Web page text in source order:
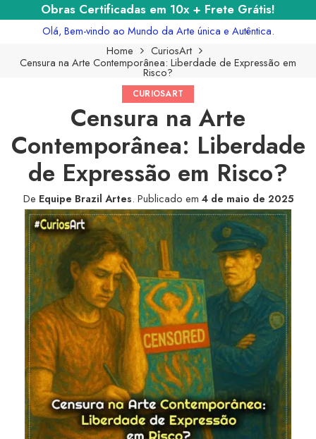
Obras Certificadas em 10x + Frete Grátis!
Olá, Bem-vindo ao Mundo da Arte única e Autêntica.
Home
CuriosArt
Censura na Arte Contemporânea: Liberdade de Expressão em
Risco?
CURIOSART
Censura na Arte
Contemporânea: Liberdade
de Expressão em Risco?
De Equipe Brazil Artes. Publicado em 4 de maio de 2025